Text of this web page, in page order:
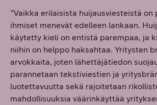
”Vaikka erilaisista huijausviesteistä on
ihmiset menevät edelleen lankaan.
käytetty kieli on entistä parempaa, ja
niihin on helppo haksahtaa. Yritysten
arvokkaita, joten lähettäjätiedon
parannetaan tekstiviestien ja
luotettavuutta sekä rajoitetaan
mahdollisuuksia väärinkäyttää